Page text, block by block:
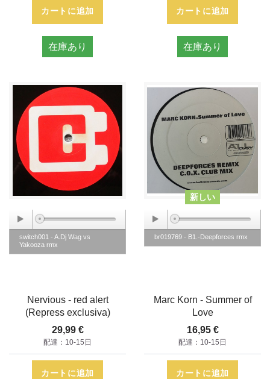
カートに追加
在庫あり
カートに追加
在庫あり
switch001 - A.Dj Wag vs
Yakooza rmx
Nervious - red alert
(Repress exclusiva)
29,99 €
配達：10-15日
カートに追加
新しい
br019769 - B1.-Deepforces rmx
Marc Korn - Summer of
Love
16,95 €
配達：10-15日
カートに追加